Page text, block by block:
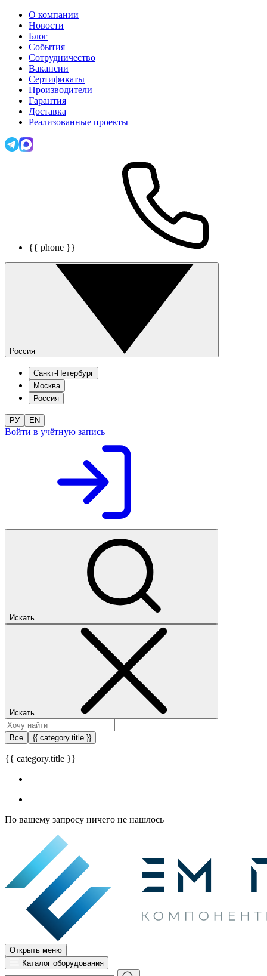
О компании
Новости
Блог
События
Сотрудничество
Вакансии
Сертификаты
Производители
Гарантия
Доставка
Реализованные проекты
{{ phone }}
Россия
Санкт-Петербург
Москва
Россия
РУ EN
Войти в учётную запись
Искать
Искать
Все {{ category.title }}
{{ category.title }}
По вашему запросу ничего не нашлось
Открыть меню
Каталог оборудования